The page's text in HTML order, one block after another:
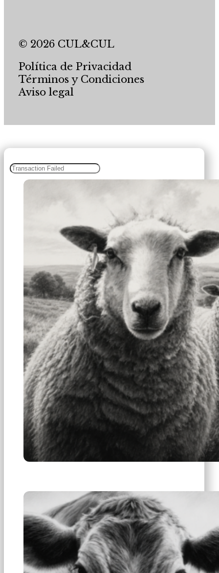
© 2026 CUL&CUL
Política de Privacidad
Términos y Condiciones
Aviso legal